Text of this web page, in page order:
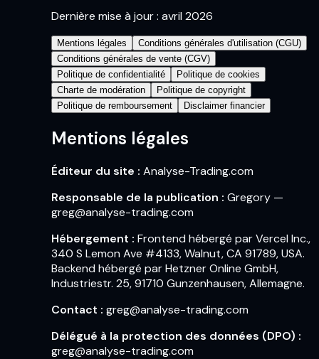
Dernière mise à jour : avril 2026
Mentions légales
Conditions générales d'utilisation (CGU)
Conditions générales de vente (CGV)
Politique de confidentialité
Politique de cookies
Charte de modération
Politique de copyright
Politique de remboursement
Disclaimer financier
Mentions légales
Éditeur du site : Analyse-Trading.com
Responsable de la publication : Gregory —
greg@analyse-trading.com
Hébergement : Frontend hébergé par Vercel Inc.,
340 S Lemon Ave #4133, Walnut, CA 91789, USA.
Backend hébergé par Hetzner Online GmbH,
Industriestr. 25, 91710 Gunzenhausen, Allemagne.
Contact : greg@analyse-trading.com
Délégué à la protection des données (DPO) :
greg@analyse-trading.com